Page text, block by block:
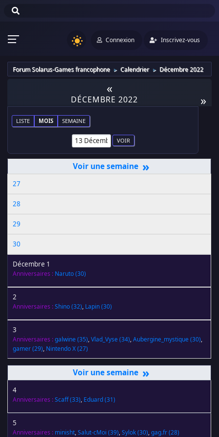
Connexion Inscrivez-vous
Forum Solarus-Games francophone ► Calendrier ► Décembre 2022
«
»
DÉCEMBRE 2022
LISTE MOIS SEMAINE
»
27
28
29
30
Décembre 1
Anniversaires : Naruto(30)
2
Anniversaires :Shino(32), Lapin(30)
3
Anniversaires :galwine(35),Vlad_Vyse(34),Aubergine_mystique(30),
gamer(29), Nintendo X(27)
»
4
Anniversaires :Scaff(33), Eduard(31)
5
Anniversaires : minisht,Salut-cMoi (39),Sylok(30),gag.fr(28)